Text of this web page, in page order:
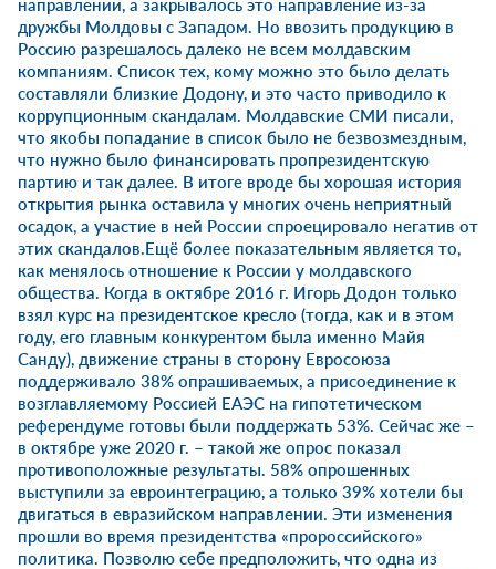
направлении, а закрывалось это направление из-за
дружбы Молдовы с Западом. Но ввозить продукцию в
Россию разрешалось далеко не всем молдавским
компаниям. Список тех, кому можно это было делать
составляли близкие Додону, и это часто приводило к
коррупционным скандалам. Молдавские СМИ писали,
что якобы попадание в список было не безвозмездным,
что нужно было финансировать пропрезидентскую
партию и так далее. В итоге вроде бы хорошая история
открытия рынка оставила у многих очень неприятный
осадок, а участие в ней России спроецировало негатив от
этих скандалов.Ещё более показательным является то,
как менялось отношение к России у молдавского
общества. Когда в октябре 2016 г. Игорь Додон только
взял курс на президентское кресло (тогда, как и в этом
году, его главным конкурентом была именно Майя
Санду), движение страны в сторону Евросоюза
поддерживало 38% опрашиваемых, а присоединение к
возглавляемому Россией ЕАЭС на гипотетическом
референдуме готовы были поддержать 53%. Сейчас же –
в октябре уже 2020 г. – такой же опрос показал
противоположные результаты. 58% опрошенных
выступили за евроинтеграцию, а только 39% хотели бы
двигаться в евразийском направлении. Эти изменения
прошли во время президентства «пророссийского»
политика. Позволю себе предположить, что одна из